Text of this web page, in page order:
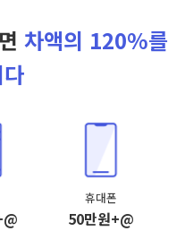
차액의 120%를
휴대폰
50만원+@